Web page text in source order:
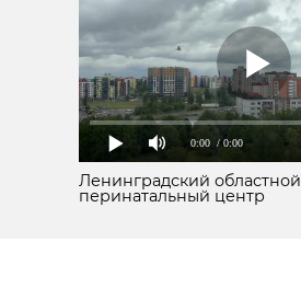
0:00 / 0:00
Ленинградский областной
перинатальный центр